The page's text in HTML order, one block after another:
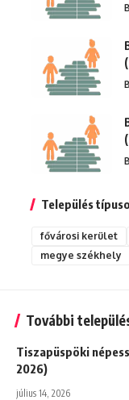
Település
fővárosi kerület
megye székhely
További
Tiszapüspöki
2026)
július 14, 2026